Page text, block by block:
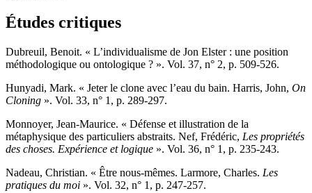
Études critiques
Dubreuil, Benoit. « L’individualisme de Jon Elster : une position
méthodologique ou ontologique ? ». Vol. 37, n° 2, p. 509-526.
Hunyadi, Mark. « Jeter le clone avec l’eau du bain. Harris, John, On
Cloning ». Vol. 33, n° 1, p. 289-297.
Monnoyer, Jean-Maurice. « Défense et illustration de la
métaphysique des particuliers abstraits. Nef, Frédéric, Les propriétés
des choses. Expérience et logique ». Vol. 36, n° 1, p. 235-243.
Nadeau, Christian. « Être nous-mêmes. Larmore, Charles. Les
pratiques du moi ». Vol. 32, n° 1, p. 247-257.